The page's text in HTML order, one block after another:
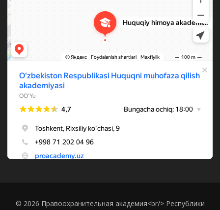
© 2026 Правоохранительная академия<br/> Республики